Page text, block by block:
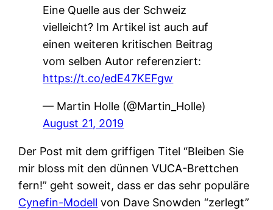
Eine Quelle aus der Schweiz
vielleicht? Im Artikel ist auch auf
einen weiteren kritischen Beitrag
vom selben Autor referenziert:
https://t.co/edE47KEFgw
— Martin Holle (@Martin_Holle)
August 21, 2019
Der Post mit dem griffigen Titel “Bleiben Sie
mir bloss mit den dünnen VUCA-Brettchen
fern!” geht soweit, dass er das sehr populäre
Cynefin-Modell von Dave Snowden “zerlegt”